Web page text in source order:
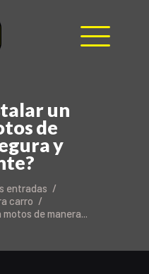
un
de
y
entradas
carro
de manera...